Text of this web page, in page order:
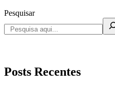
Pesquisar
Posts Recentes